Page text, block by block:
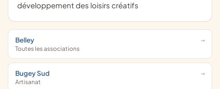
développement des loisirs créatifs
Belley
Toutes les associations
Bugey Sud
Artisanat